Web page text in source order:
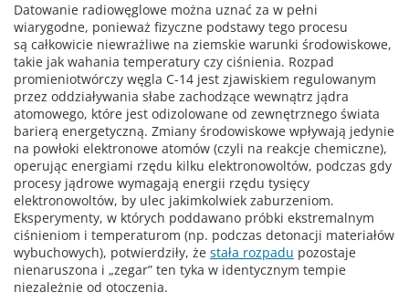
Datowanie radiowęglowe można uznać za w pełni
wiarygodne, ponieważ fizyczne podstawy tego procesu
są całkowicie niewrażliwe na ziemskie warunki środowiskowe,
takie jak wahania temperatury czy ciśnienia. Rozpad
promieniotwórczy węgla C-14 jest zjawiskiem regulowanym
przez oddziaływania słabe zachodzące wewnątrz jądra
atomowego, które jest odizolowane od zewnętrznego świata
barierą energetyczną. Zmiany środowiskowe wpływają jedynie
na powłoki elektronowe atomów (czyli na reakcje chemiczne),
operując energiami rzędu kilku elektronowoltów, podczas gdy
procesy jądrowe wymagają energii rzędu tysięcy
elektronowoltów, by ulec jakimkolwiek zaburzeniom.
Eksperymenty, w których poddawano próbki ekstremalnym
ciśnieniom i temperaturom (np. podczas detonacji materiałów
wybuchowych), potwierdziły, że stała rozpadu pozostaje
nienaruszona i „zegar” ten tyka w identycznym tempie
niezależnie od otoczenia.